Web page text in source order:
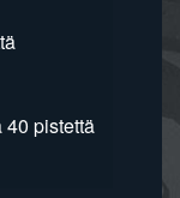
pistettä